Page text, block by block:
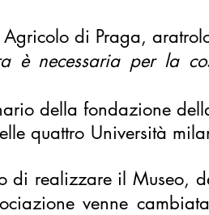
di Praga,
è necessaria per la
della fondazione
quattro Università
di realizzare il Museo,
venne